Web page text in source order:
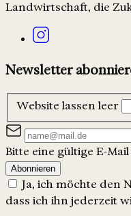
Landwirtschaft, die
Newsletter
Website lassen leer
Bitte eine gültige E-
Abonnieren
Ja, ich möchte den
dass ich ihn jederzeit